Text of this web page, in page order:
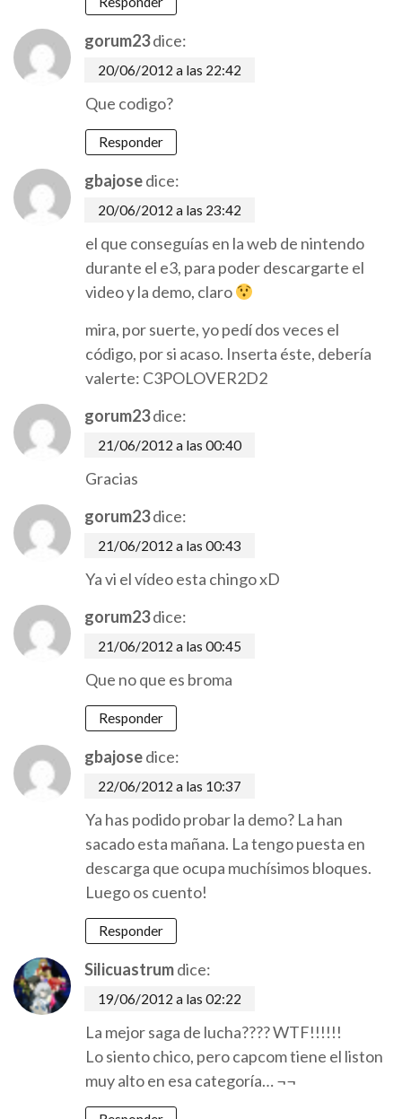
gorum23dice:
20/06/2012 a las 22:42
Que codigo?
Responder
gbajosedice:
20/06/2012 a las 23:42
el que conseguías en la web de nintendo
durante el e3, para poder descargarte el
video y la demo, claro
mira, por suerte, yo pedí dos veces el
código, por si acaso. Inserta éste, debería
valerte: C3POLOVER2D2
gorum23dice:
21/06/2012 a las 00:40
Gracias
gorum23dice:
21/06/2012 a las 00:43
Ya vi el vídeo esta chingo xD
gorum23dice:
21/06/2012 a las 00:45
Que no que es broma
Responder
gbajosedice:
22/06/2012 a las 10:37
Ya has podido probar la demo? La han
sacado esta mañana. La tengo puesta en
descarga que ocupa muchísimos bloques.
Luego os cuento!
Responder
Silicuastrumdice:
19/06/2012 a las 02:22
La mejor saga de lucha???? WTF!!!!!!
Lo siento chico, pero capcom tiene el liston
muy alto en esa categoría… ¬¬